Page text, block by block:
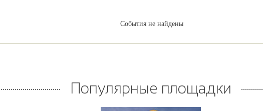
События не найдены
Популярные площадки